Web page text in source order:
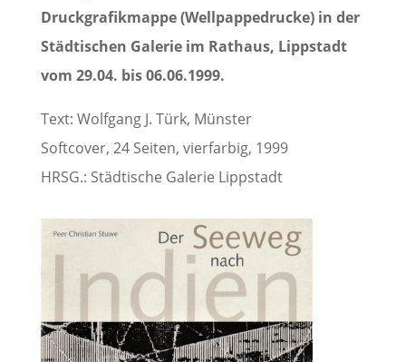
Druckgrafikmappe (Wellpappedrucke) in der
Städtischen Galerie im Rathaus, Lippstadt
vom 29.04. bis 06.06.1999.
Text: Wolfgang J. Türk, Münster
Softcover, 24 Seiten, vierfarbig, 1999
HRSG.: Städtische Galerie Lippstadt